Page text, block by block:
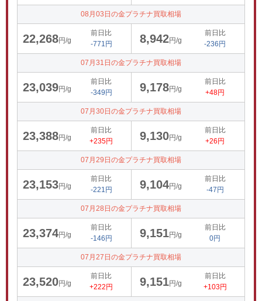
08月03日の金プラチナ買取相場
22,268円/g
前日比
-771円
8,942円/g
前日比
-236円
07月31日の金プラチナ買取相場
23,039円/g
前日比
-349円
9,178円/g
前日比
+48円
07月30日の金プラチナ買取相場
23,388円/g
前日比
+235円
9,130円/g
前日比
+26円
07月29日の金プラチナ買取相場
23,153円/g
前日比
-221円
9,104円/g
前日比
-47円
07月28日の金プラチナ買取相場
23,374円/g
前日比
-146円
9,151円/g
前日比
0円
07月27日の金プラチナ買取相場
23,520円/g
前日比
+222円
9,151円/g
前日比
+103円